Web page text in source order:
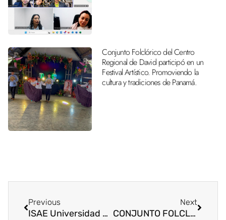
Conjunto Folclórico del Centro
Regional de David participó en un
Festival Artístico. Promoviendo la
cultura y tradiciones de Panamá.
Previous
ISAE Universidad capacita al personal administrativo del Campus Central en primeros auxilios
Next
CONJUNTO FOLCLORICO REALIZA PRESENTACION EN LA FERIA INTERNACIONAL DE DAVID